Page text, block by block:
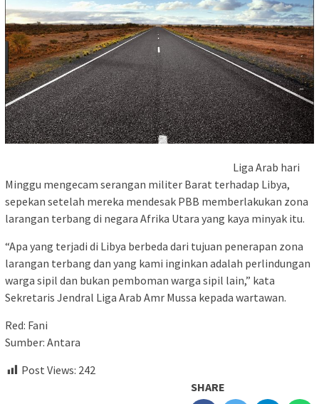
Liga Arab hari
Minggu mengecam serangan militer Barat terhadap Libya,
sepekan setelah mereka mendesak PBB memberlakukan zona
larangan terbang di negara Afrika Utara yang kaya minyak itu.
“Apa yang terjadi di Libya berbeda dari tujuan penerapan zona
larangan terbang dan yang kami inginkan adalah perlindungan
warga sipil dan bukan pemboman warga sipil lain,” kata
Sekretaris Jendral Liga Arab Amr Mussa kepada wartawan.
Red: Fani
Sumber: Antara
Post Views: 242
SHARE